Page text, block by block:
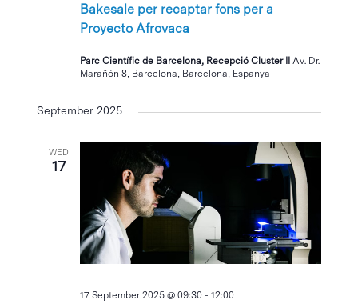
Bakesale per recaptar fons per a
Proyecto Afrovaca
Parc Científic de Barcelona, Recepció Cluster IIAv. Dr.
Marañón 8, Barcelona, Barcelona, Espanya
September 2025
WED
17
17 September 2025 @ 09:30 -12:00